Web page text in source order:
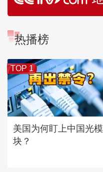
热播榜
TOP 1
美国为何盯上中国光模
块？